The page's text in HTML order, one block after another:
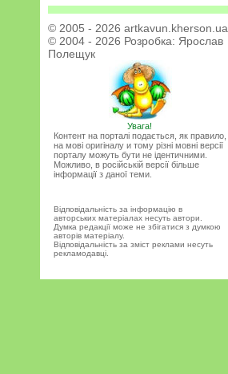
© 2005 - 2026 artkavun.kherson.ua
© 2004 - 2026 Розробка: Ярослав
Полещук
Увага!
Контент на порталі подається, як правило,
на мові оригіналу и тому різні мовні версії
порталу можуть бути не ідентичними.
Можливо, в російській версії більше
інформації з даної теми.
Відповідальність за інформацію в
авторських матеріалах несуть автори.
Думка редакції може не збігатися з думкою
авторів матеріалу.
Відповідальність за зміст реклами несуть
рекламодавці.